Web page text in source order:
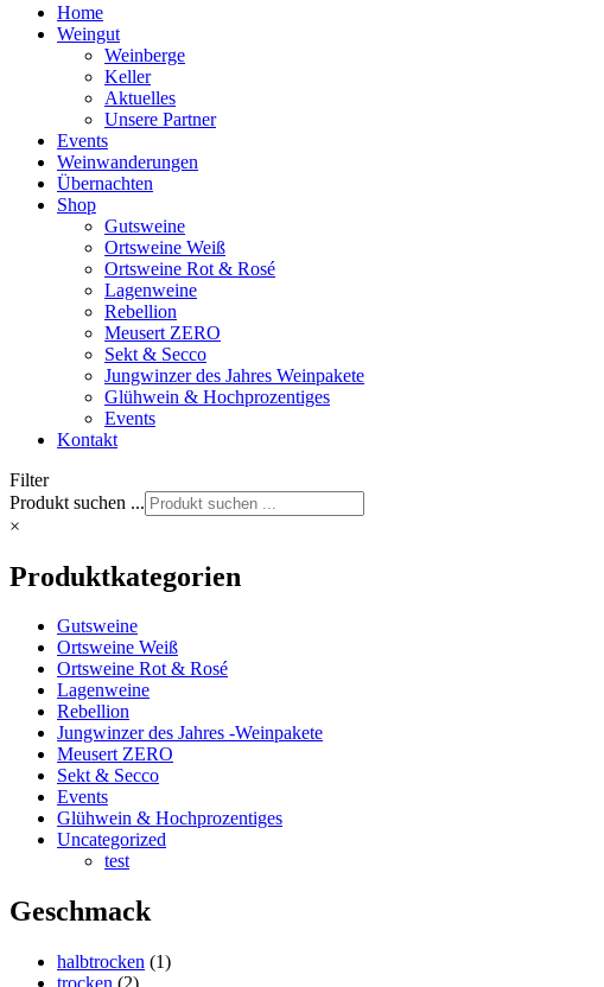
Home
Weingut
Weinberge
Keller
Aktuelles
Unsere Partner
Events
Weinwanderungen
Übernachten
Shop
Gutsweine
Ortsweine Weiß
Ortsweine Rot & Rosé
Lagenweine
Rebellion
Meusert ZERO
Sekt & Secco
Jungwinzer des Jahres Weinpakete
Glühwein & Hochprozentiges
Events
Kontakt
Filter
Produkt suchen ...
×
Produktkategorien
Gutsweine
Ortsweine Weiß
Ortsweine Rot & Rosé
Lagenweine
Rebellion
Jungwinzer des Jahres -Weinpakete
Meusert ZERO
Sekt & Secco
Events
Glühwein & Hochprozentiges
Uncategorized
test
Geschmack
halbtrocken (1)